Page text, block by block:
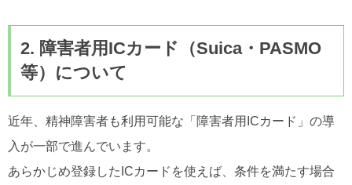
2. 障害者用ICカード（Suica・PASMO
等）について
近年、精神障害者も利用可能な「障害者用ICカード」の導
入が一部で進んでいます。
あらかじめ登録したICカードを使えば、条件を満たす場合